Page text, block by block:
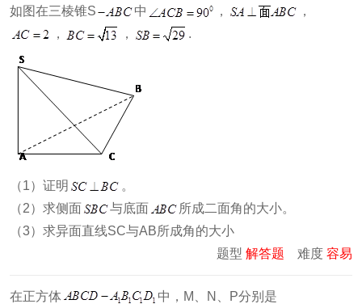
如图在三棱锥S 中 ，
，
，
， .
（1）证明
。
（2）求侧面
与底面
所成二面角的大小。
（3）求异面直线SC与AB所成角的大小
题型 解答题 难度 容易
在正方体
中，M、N、P分别是